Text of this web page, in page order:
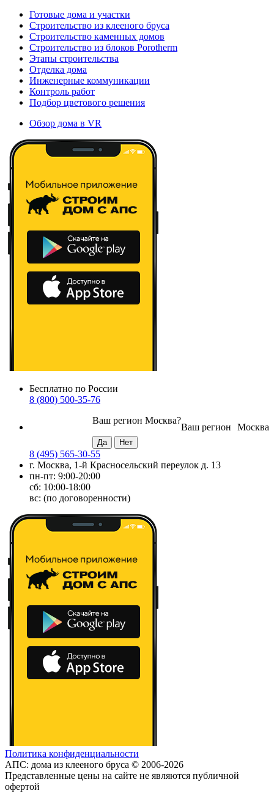
Готовые дома и участки
Строительство из клееного бруса
Строительство каменных домов
Строительство из блоков Porotherm
Этапы строительства
Отделка дома
Инженерные коммуникации
Контроль работ
Подбор цветового решения
Обзор дома в VR
Бесплатно по России
8 (800) 500-35-76
Москва
Ваш регион
Ваш регион Москва?
8 (495) 565-30-55
г. Москва, 1-й Красносельский переулок д. 13
пн-пт: 9:00-20:00
сб: 10:00-18:00
вс: (по договоренности)
Политика конфиденциальности
АПС: дома из клееного бруса © 2006-2026
Представленные цены на сайте не являются публичной
офертой